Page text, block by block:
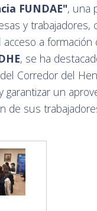
FUNDAE", una
y
acceso a formación
, se ha
Corredor del
garantizar un
de sus